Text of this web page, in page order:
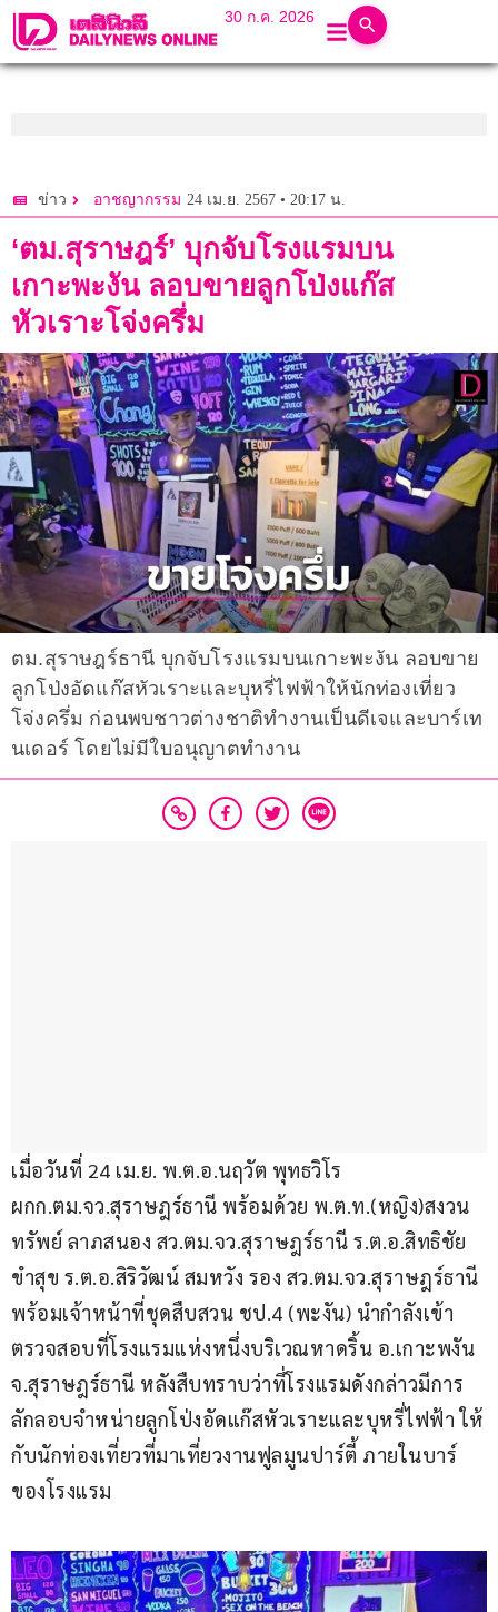
30 ก.ค. 2026
ข่าว อาชญากรรม 24 เม.ย. 2567 • 20:17 น.
‘ตม.สุราษฎร์’ บุกจับโรงแรมบน
เกาะพะงัน ลอบขายลูกโป่งแก๊ส
หัวเราะโจ่งครึ่ม
ตม.สุราษฎร์ธานี บุกจับโรงแรมบนเกาะพะงัน ลอบขาย
ลูกโป่งอัดแก๊สหัวเราะและบุหรี่ไฟฟ้าให้นักท่องเที่ยว
โจ่งครึ่ม ก่อนพบชาวต่างชาติทํางานเป็นดีเจและบาร์เท
นเดอร์ โดยไม่มีใบอนุญาตทํางาน
เมื่อวันที่ 24 เม.ย. พ.ต.อ.นฤวัต พุทธวิโร
ผกก.ตม.จว.สุราษฎร์ธานี พร้อมด้วย พ.ต.ท.(หญิง)สงวน
ทรัพย์ ลาภสนอง สว.ตม.จว.สุราษฎร์ธานี ร.ต.อ.สิทธิชัย
ขําสุข ร.ต.อ.สิริวัฒน์ สมหวัง รอง สว.ตม.จว.สุราษฎร์ธานี
พร้อมเจ้าหน้าที่ชุดสืบสวน ชป.4 (พะงัน) นำกำลังเข้า
ตรวจสอบที่โรงแรมแห่งหนึ่งบริเวณหาดริ้น อ.เกาะพงัน
จ.สุราษฎร์ธานี หลังสืบทราบว่าทึ่โรงแรมดังกล่าวมีการ
ลักลอบจำหน่ายลูกโป่งอัดแก๊สหัวเราะและบุหรี่ไฟฟ้า ให้
กับนักท่องเที่ยวที่มาเที่ยวงานฟูลมูนปาร์ตี้ ภายในบาร์
ของโรงแรม